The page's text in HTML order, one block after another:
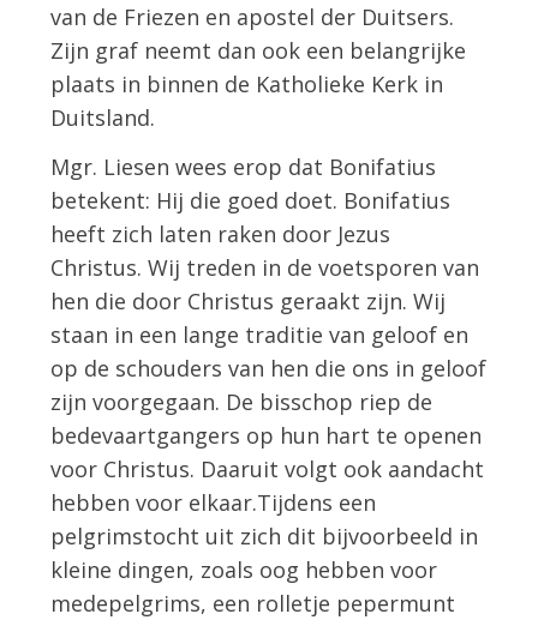
van de Friezen en apostel der Duitsers.
Zijn graf neemt dan ook een belangrijke
plaats in binnen de Katholieke Kerk in
Duitsland.
Mgr. Liesen wees erop dat Bonifatius
betekent: Hij die goed doet. Bonifatius
heeft zich laten raken door Jezus
Christus. Wij treden in de voetsporen van
hen die door Christus geraakt zijn. Wij
staan in een lange traditie van geloof en
op de schouders van hen die ons in geloof
zijn voorgegaan. De bisschop riep de
bedevaartgangers op hun hart te openen
voor Christus. Daaruit volgt ook aandacht
hebben voor elkaar.Tijdens een
pelgrimstocht uit zich dit bijvoorbeeld in
kleine dingen, zoals oog hebben voor
medepelgrims, een rolletje pepermunt